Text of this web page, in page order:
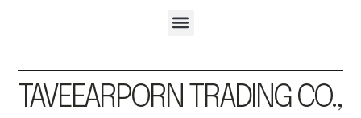
TAVEEARPORN TRADING CO.,